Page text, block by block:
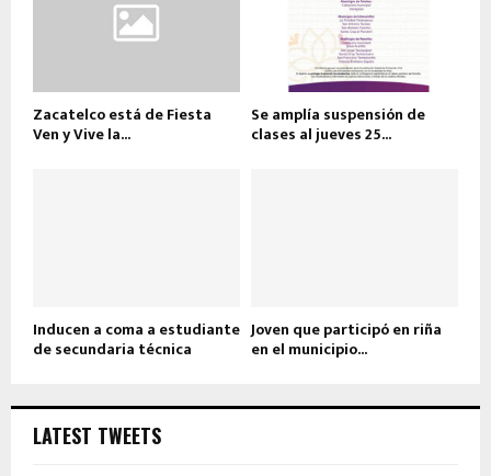
Zacatelco está de Fiesta
Ven y Vive la...
Se amplía suspensión de
clases al jueves 25...
Inducen a coma a estudiante
de secundaria técnica
Joven que participó en riña
en el municipio...
LATEST TWEETS